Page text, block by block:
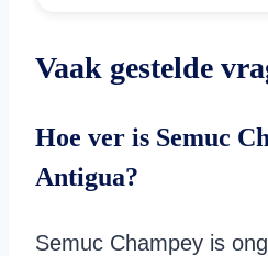
Vaak gestelde
Hoe ver is Semuc
Antigua?
Semuc Champey is